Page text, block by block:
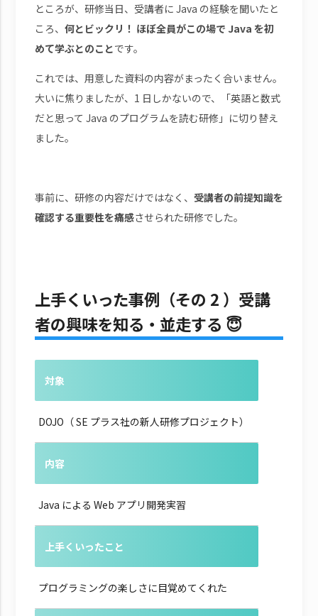
ところが、研修当日、受講者に Java の経験を聞いたと
ころ、 何とビックリ！ ほぼ全員がこの場で Java を初
めて学ぶとのことです。
これでは、用意した資料の内容がまったく合いません。
大いに焦りましたが、1 日しかないので、「英語と数式
だと思って Java のプログラムを読む研修」に切り替え
ました。
事前に、研修の内容だけではなく、 受講者の前提知識を
確認する重要性を痛感させられた研修でした。
上手くいった事例（その 2 ）受講
者の興味を知る・並走する 😇
対象
DOJO（ SE プラス社の新人研修プロジェクト）
内容
Java による Web アプリ開発実習
上手くいったこと
プログラミングの楽しさに目覚めてくれた